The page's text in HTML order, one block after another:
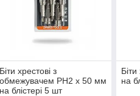
Біти хрестові з
обмежувачем PH2 х 50 мм
на блістері 5 шт
на